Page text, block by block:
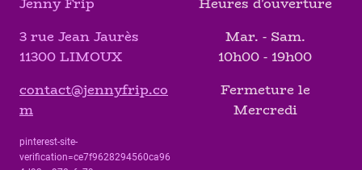
3 rue Jean Jaurès
11300 LIMOUX
contact@jennyfrip.co
m
pinterest-site-
verification=ce7f9628294560ca96
Mar. - Sam.
10h00 - 19h00
Fermeture le
Mercredi